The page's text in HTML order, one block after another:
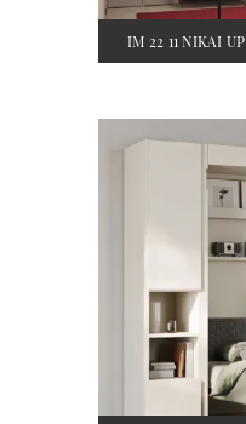
IM 22 11 NIKAI UP